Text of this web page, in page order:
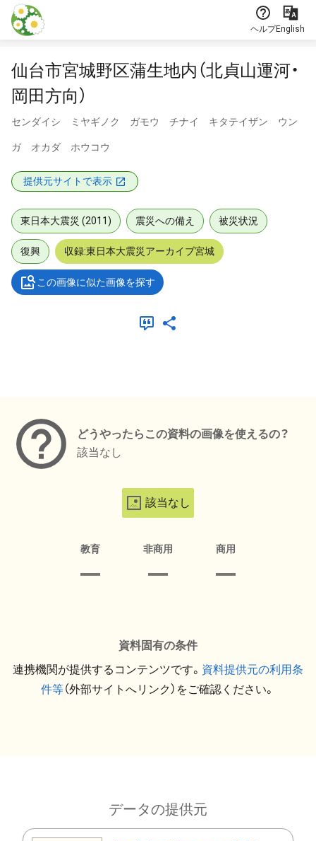
本文に飛ぶ
ヘルプEnglish
仙台市宮城野区蒲生地内（北貞山運河・
岡田方向）
センダイシ ミヤギノク ガモウ チナイ キタテイザン ウン
ガ オカダ ホウコウ
提供元サイトで表示
東日本大震災 (2011) 震災への備え 被災状況
復興 収録:東日本大震災アーカイブ宮城
この画像に似た画像を探す
どうやったらこの資料の画像を使えるの？
該当なし
該当なし
教育 非商用 商用
資料固有の条件
連携機関が提供するコンテンツです。 資料提供元の利用条
件等（外部サイトへリンク）をご確認ください。
データの提供元